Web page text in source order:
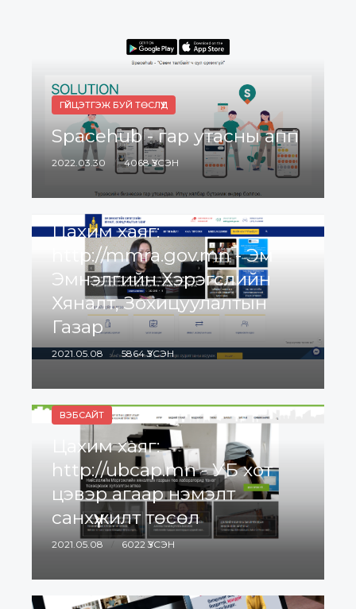
ГҮЙЦЭТГЭЖ БУЙ ТӨСЛҮҮД
Spacehub - гар утасны апп
2022.03.30 4068 ҮЗСЭН
ВЭБСАЙТ
Цахим хаяг:
http://mmra.gov.mn - Эм
Эмнэлгийн Хэрэгслийн
Хяналт, Зохицуулалтын
Газар
2021.05.08 5864 ҮЗСЭН
ВЭБСАЙТ
Цахим хаяг:
http://ubcap.mn - УБ хот
цэвэр агаар нэмэлт
санхүүжилт төсөл
2021.05.08 6022 ҮЗСЭН